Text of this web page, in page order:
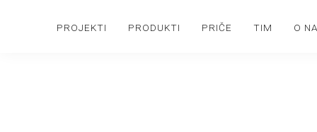
PROJEKTI PRODUKTI PRIČE TIM O